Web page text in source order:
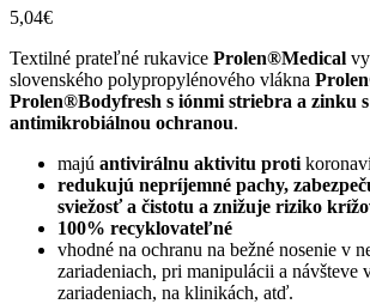
5,04€
Textilné prateľné rukavice Prolen®Medical
slovenského polypropylénového vlákna
Prolen®Bodyfresh s iónmi striebra a zinku
antimikrobiálnou ochranou.
majú antivirálnu aktivitu proti
redukujú nepríjemné pachy,
sviežosť a čistotu a znižuje riziko
100% recyklovateľné
vhodné na ochranu na bežné nosenie v
zariadeniach, pri manipulácii a návšteve
zariadeniach, na klinikách, atď.